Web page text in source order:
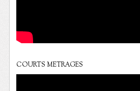
COURTS METRAGES